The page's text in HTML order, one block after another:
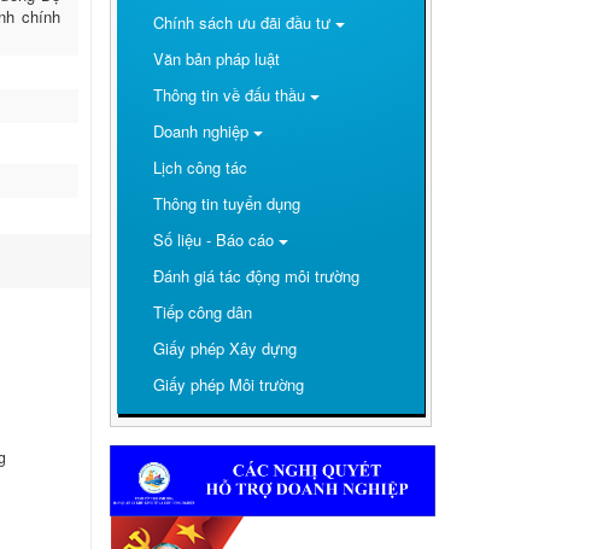
chính
Chính sách ưu đãi đầu tư
Văn bản pháp luật
Thông tin về đấu thầu
Doanh nghiệp
Lịch công tác
Thông tin tuyển dụng
Số liệu - Báo cáo
Đánh giá tác động môi trường
Tiếp công dân
Giấy phép Xây dựng
Giấy phép Môi trường